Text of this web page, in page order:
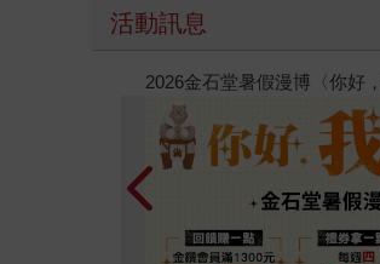
活動訊息
春光ｘ奇幻基地｜全書系展